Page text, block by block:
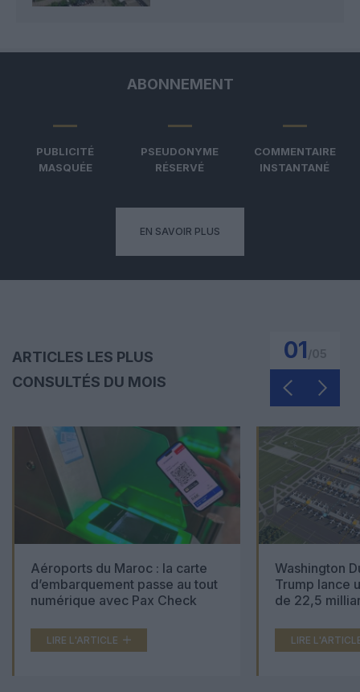
ABONNEMENT
PUBLICITÉ
MASQUÉE
PSEUDONYME
RÉSERVÉ
COMMENTAIRE
INSTANTANÉ
EN SAVOIR PLUS
ARTICLES LES PLUS
CONSULTÉS DU MOIS
01
Aéroports du Maroc : la carte
d’embarquement passe au tout
numérique avec Pax Check
LIRE L'ARTICLE
Washington
Trump lance
de 22,5
LIRE